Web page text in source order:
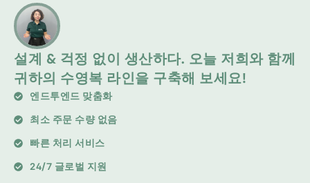
설계 & 걱정 없이 생산하다. 오늘 저희와 함께
귀하의 수영복 라인을 구축해 보세요!
엔드투엔드 맞춤화
최소 주문 수량 없음
빠른 처리 서비스
24/7 글로벌 지원